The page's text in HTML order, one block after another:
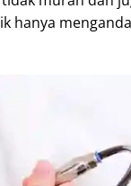
hanya